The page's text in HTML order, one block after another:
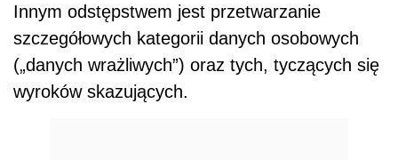
Innym odstępstwem jest przetwarzanie
szczegółowych kategorii danych osobowych
(„danych wrażliwych”) oraz tych, tyczących się
wyroków skazujących.